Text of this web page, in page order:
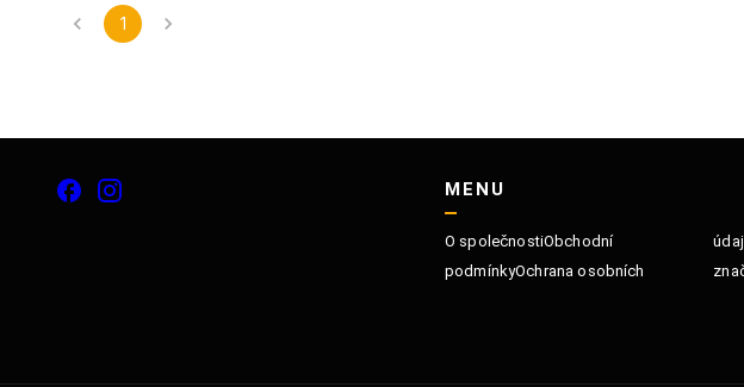
1
MENU
O společnostiObchodní
podmínkyOchrana osobních